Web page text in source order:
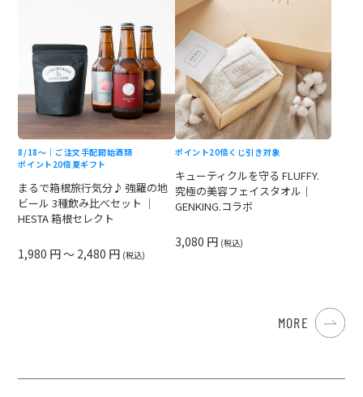
8/18〜｜ご注文手配開始酒類
ポイント20倍 夏ギフト
まるで箱根旅行気分♪ 強羅の地
ビール 3種飲み比べセット ｜
HESTA 箱根セレクト
1,980 円 ～ 2,480 円 (税込)
ポイント20倍 くじ引き対象
キューティクルを守る FLUFFY.
究極の美容フェイスタオル｜
GENKING.コラボ
3,080 円 (税込)
MORE